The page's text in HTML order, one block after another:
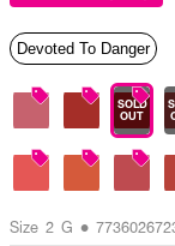
Devoted To Danger
SOLD
OUT
Size 2 G •